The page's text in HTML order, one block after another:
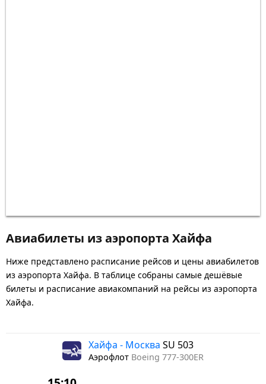
Авиабилеты из аэропорта Хайфа
Ниже представлено расписание рейсов и цены авиабилетов
из аэропорта Хайфа. В таблице собраны самые дешёвые
билеты и расписание авиакомпаний на рейсы из аэропорта
Хайфа.
Хайфа - Москва SU 503
Аэрофлот Boeing 777-300ER